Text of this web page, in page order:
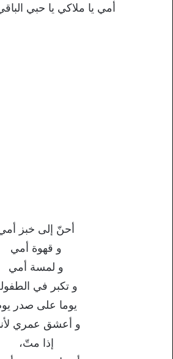
أمي يا ملاكي يا حبي
أحنّ إلى خبز
و قهوة أمي
و لمسة أمي
و تكبر في
يوما على صدر
و أعشق عمري
إذا متّ،